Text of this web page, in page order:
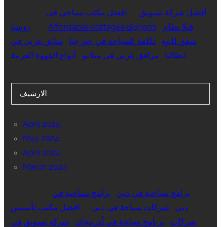
أفضل شركة تسويق
افضل مكتب سياحي في
روسيا
Affordable cottages Borjomi
فيلا نظام
شقق للبيع
تكلفة السياحة في جورجيا
سائق عربي في
ايطاليا
مرافق عربي في ميلانو أنواع القهوة العربية
الارشيف
April 2025
May 2024
April 2024
March 2024
برامج سياحية في دبي
برامج سياحية في
دبي
شركات سياحة في دبي
افضل مكتب تأسيس
شركات
برنامج سياحة في أذربيجان
شركة تسويق في